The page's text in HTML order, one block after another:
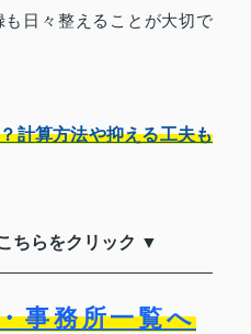
日々整えることが大切で
計算方法や抑える工夫も
ちらをクリック ▼
事務所一覧へ